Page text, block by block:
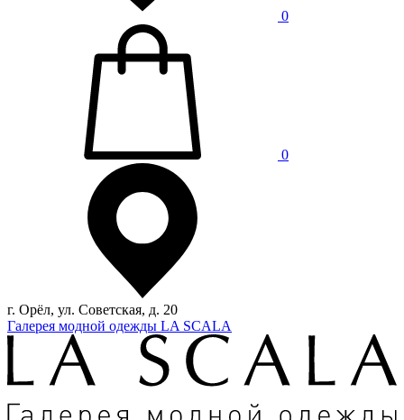
0
0
г. Орёл, ул. Советская, д. 20
Галерея модной одежды LA SCALA